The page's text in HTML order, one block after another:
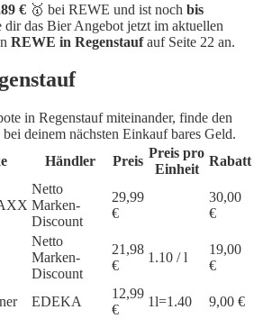
€ 🥇 bei REWE und ist noch bis
dir das Bier Angebot jetzt im aktuellen
REWE in Regenstaufauf Seite 22 an.
in Regenstauf miteinander, finde den
deinem nächsten Einkauf bares Geld.
Händler Preis
Preis pro
Einheit
Rabatt
Netto
Marken-
Discount
29,99
€
30,00
€
Netto
Marken-
Discount
21,98
€
1.10 / l
19,00
€
EDEKA
12,99
€
1l=1.40 9,00 €